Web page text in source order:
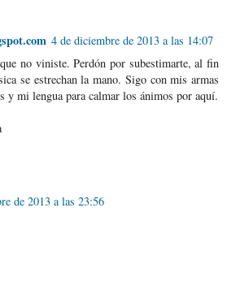
4 de diciembre de 2013 a las 14:07
no viniste. Perdón por subestimarte, al fin
se estrechan la mano. Sigo con mis armas
y mi lengua para calmar los ánimos por aquí.
de 2013 a las 23:56